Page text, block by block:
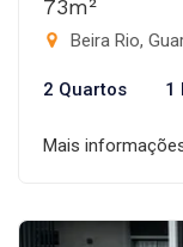
73m²
Beira Rio,
2 Quartos 1
Mais